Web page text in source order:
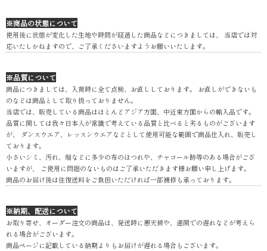
※商品の状態について
使用後に状態が変化した生地や時間が経過した商品などにつきましては、 当店では対
応いたしかねますので、ご了承くださいますようお願いいたします。
※品質について
商品につきましては、入荷時に全て点検、お直ししております。 お直しができないも
のなどは商品として取り扱っておりません。
当店では、販売している商品はほとんどアジア方面、中近東方面からの輸入品です。
品質に関しては我々日本人が常識で考えている品質と比べると劣るものがございます
が、 ダンスウエア、レッスンウエアなどとして使用可能な範囲で商品仕入れ、販売し
ております。
小さいシミ、汚れ、端などに多少の布のほつれや、チャコール跡等のある場合がござ
いますが、 ご使用に問題のないものはご了承いただきます様お願い申し上げます。
商品のお届け後は往復送料をご負担いただければ一部補修も承っております。
※納期、配送について
お取り寄せ、オーダー注文の商品は、発送時に悪天候や、通関での遅れなどが考えら
れる場合がございます。
商品ページに記載している納期よりもお届けが遅れる場合もございます。